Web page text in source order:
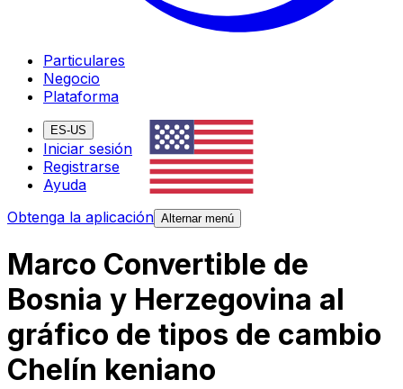
Particulares
Negocio
Plataforma
ES-US
Iniciar sesión
Registrarse
Ayuda
Obtenga la aplicación Alternar menú
Marco Convertible de
Bosnia y Herzegovina al
gráfico de tipos de cambio
Chelín keniano